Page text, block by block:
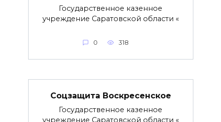
Государственное казенное
учреждение Саратовской области «
0 318
Соцзащита Воскресенское
Государственное казенное
учреждение Саратовской области «